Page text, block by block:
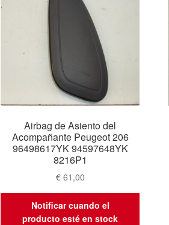
Airbag de Asiento del
Acompañante Peugeot 206
96498617YK 94597648YK
8216P1
€61,00
Notificar cuando el
producto esté en stock